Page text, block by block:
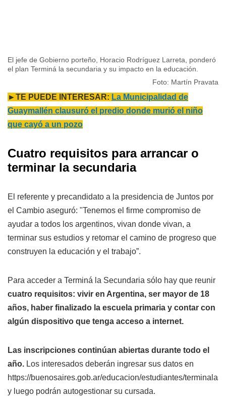
El jefe de Gobierno porteño, Horacio Rodríguez Larreta, ponderó
el plan Terminá la secundaria y su impacto en la educación.
Foto: Martín Pravata
►TE PUEDE INTERESAR: La Municipalidad de
Guaymallén clausuró el predio donde murió el niño
que cayó a un pozo
Cuatro requisitos para arrancar o
terminar la secundaria
El referente y precandidato a la presidencia de Juntos por
el Cambio aseguró: "Tenemos el firme compromiso de
ayudar a todos los argentinos, vivan donde vivan, a
terminar sus estudios y retomar el camino de progreso que
construyen la educación y el trabajo”.
Para acceder a Terminá la Secundaria sólo hay que reunir
cuatro requisitos: vivir en Argentina, ser mayor de 18
años, haber finalizado la escuela primaria y contar con
algún dispositivo que tenga acceso a internet.
Las inscripciones continúan abiertas durante todo el
año. Los interesados deberán ingresar sus datos en
https://buenosaires.gob.ar/educacion/estudiantes/
y luego podrán autogestionar su cursada.